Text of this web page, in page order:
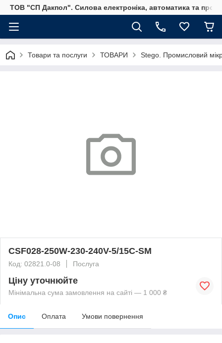
ТОВ "СП Дакпол". Силова електроніка, автоматика та
Товари та послуги ТОВАРИ Stego. Промисловий
CSF028-250W-230-240V-5/15C-SM
Код: 02821.0-08 Послуга
Ціну уточнюйте
Мінімальна сума замовлення на сайті — 1 000 ₴
Опис Оплата Умови повернення